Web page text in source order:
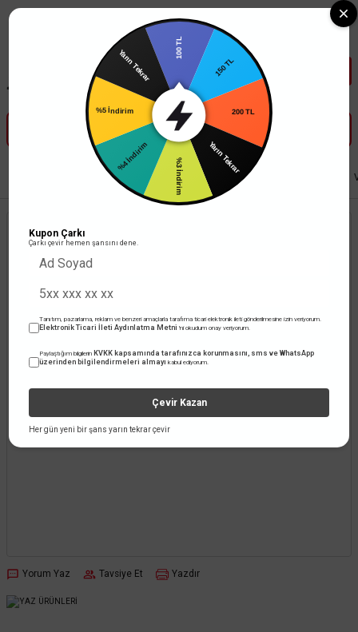
Tüm Banka Kartlarına Vade Farksız 3-5 Taksit Fırsatı Mailorder ile
Anahtar Priz Viko Anahtar / Priz Viko Artline Novella Serisi
Yorum Yaz Tavsiye Et Yazdır
150 TL
Yarın Tekrar
%3 İndirim
%4 İndirim
Yarın Tekrar
Kupon Çarkı
Çarkı çevir hemen şansını dene.
Tanıtım, pazarlama, reklam ve benzeri amaçlarla tarafıma ticari elektronik ileti gönderilmesine izin veriyorum.
Elektronik Ticari İleti Aydınlatma Metni 'ni okudum onay veriyorum.
Paylaştığım bilgilerin KVKK kapsamında tarafınızca korunmasını, sms ve WhatsApp
üzerinden bilgilendirmeleri almayı kabul ediyorum.
Çevir Kazan
Her gün yeni bir şans yarın tekrar çevir